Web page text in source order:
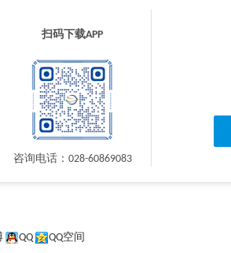
扫码下载APP
咨询电话：028-60869083
QQ QQ空间